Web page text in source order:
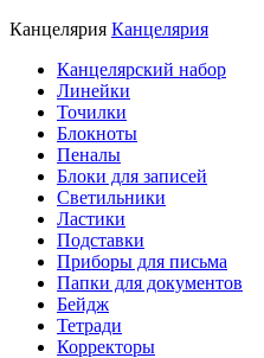
Канцелярия Канцелярия
Канцелярский набор
Линейки
Точилки
Блокноты
Пеналы
Блоки для записей
Светильники
Ластики
Подставки
Приборы для письма
Папки для документов
Бейдж
Тетради
Корректоры